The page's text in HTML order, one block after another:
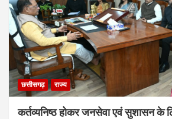
छत्तीसगढ़ राज्य
कर्तव्यनिष्ठ होकर जनसेवा एवं सुशासन के